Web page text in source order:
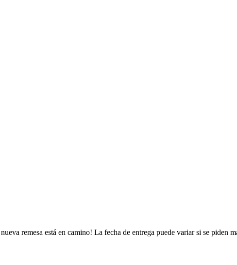
remesa está en camino! La fecha de entrega puede variar si se piden